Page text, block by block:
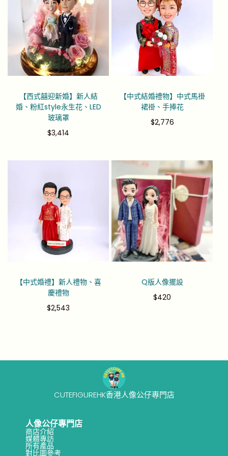
【西式囍迎新婚】新人結
婚、粉紅style永生花、LED
玻璃罩
$3,414
【中式結婚禮物】中式馬褂
裙褂、手捧花
$2,776
【中式婚禮】新人禮物、喜
慶禮物
$2,543
Q版人像擺設
$420
CUTEFIGUREHK香港人像公仔專門店
人像公仔專門店
商店介紹
媒體專訪
所有產品
對比圖參考